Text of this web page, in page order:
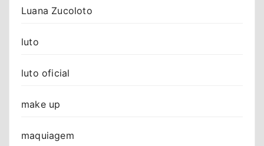
Luana Zucoloto
luto
luto oficial
make up
maquiagem